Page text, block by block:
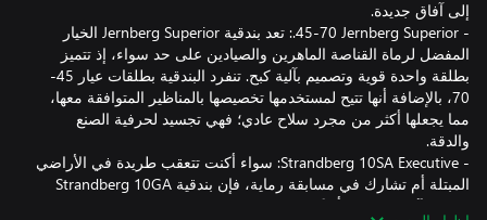
- 45‎-‎70 Jernberg Superior‏.: تعد بندقية Jernberg Superior الخيار
المفضل لرماة القناصة الماهرين والصيادين على حد سواء، إذ تتميز
بطلقة واحدة قوية وتصميم بآلية كبح. تنفرد البندقية بطلقات عيار 45-
70، بالإضافة أنها تتيح لمستخدمها تخصيصها بالمناظير المتوافقة معها،
مما يجعلها أكثر من مجرد سلاح عادي؛ فهي تجسيد لحرفية الصنع
- Strandberg 10SA Executive: سواء أكنت تتعقب طريدة في الأراضي
المبتلة أم تشارك في مسابقة رماية، فإن بندقية Strandberg 10GA